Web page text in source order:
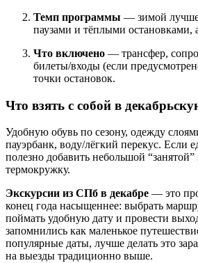
Темп программы — зимой лучше
паузами и тёплыми остановками,
Что включено — трансфер,
билеты/входы (если
точки остановок.
Что взять с собой в
Удобную обувь по сезону, одежду
пауэрбанк, воду/лёгкий перекус. Если
полезно добавить небольшой
термокружку.
Экскурсии из СПб в декабре — это
конец года насыщеннее: выбрать
поймать удобную дату и провести
запомнились как маленькое
популярные даты, лучше делать это
на выезды традиционно выше.